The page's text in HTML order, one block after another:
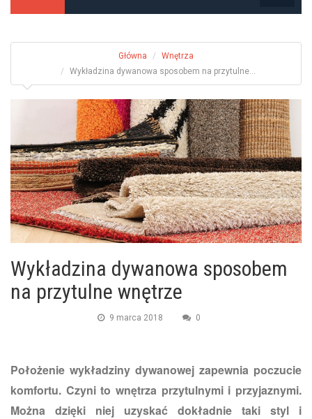
Główna
Wnętrza
Wykładzina dywanowa sposobem na przytulne...
Wykładzina dywanowa sposobem
na przytulne wnętrze
9 marca 2018 0
Położenie wykładziny dywanowej zapewnia poczucie
komfortu. Czyni to wnętrza przytulnymi i przyjaznymi.
Można dzięki niej uzyskać dokładnie taki styl i